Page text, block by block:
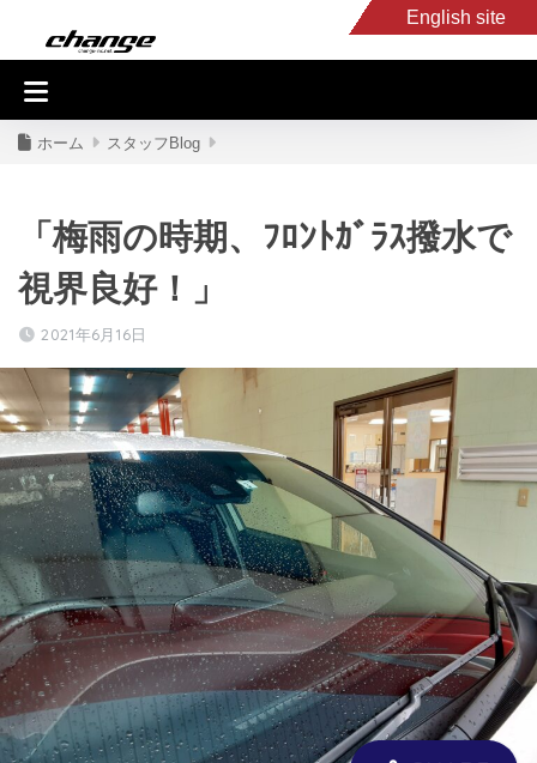
English site
入庫車情報
ホーム スタッフBlog
「梅雨の時期、ﾌﾛﾝﾄｶﾞﾗｽ撥水で
視界良好！」
2021年6月16日